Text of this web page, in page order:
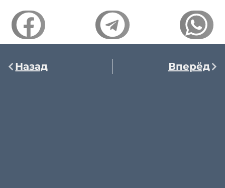
Назад Вперёд